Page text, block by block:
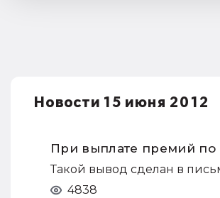
Новости 15 июня 2012
При выплате премий по
Такой вывод сделан в
4838